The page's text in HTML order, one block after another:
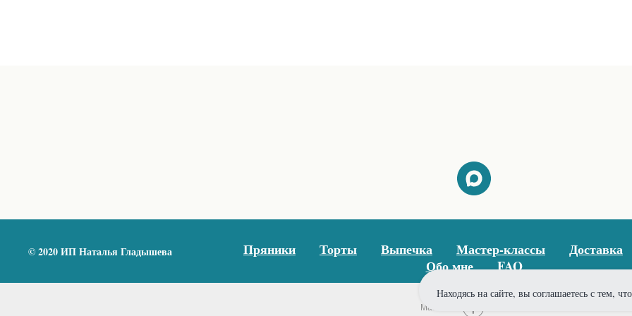
Находясь на сайте, вы соглашаетесь с тем,
© 2020 ИП Наталья Гладышева Пряники Торты Выпечка Мастер-классы
Доставка
Обо мне
FAQ
Made on